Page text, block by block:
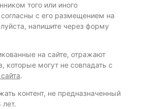
того или иного
с его размещением на
напишите через форму
на сайте, отражают
которые могут не совпадать с
.
контент, не предназначенный